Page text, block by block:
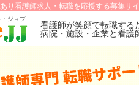
り看護師求人・転職を応援する募集サイ
看護師が笑顔で転職する
病院・施設・企業と看護